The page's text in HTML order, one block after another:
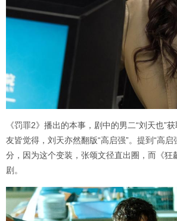
《罚罪2》播出的本事，剧中的男二“刘天也”
友皆觉得，刘天亦然翻版“高启强”。提到“高启
分，因为这个变装，张颂文径直出圈，而《狂
剧。